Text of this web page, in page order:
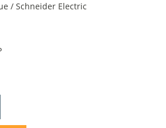
/ Schneider Electric